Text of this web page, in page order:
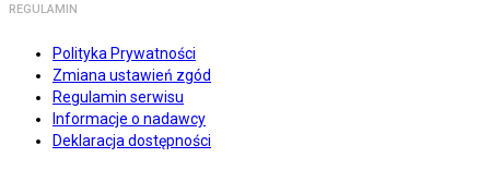
REGULAMIN
Polityka Prywatności
Zmiana ustawień zgód
Regulamin serwisu
Informacje o nadawcy
Deklaracja dostępności